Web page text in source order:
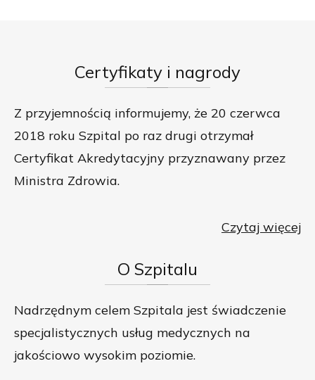
Certyfikaty i nagrody
Z przyjemnością informujemy, że 20 czerwca
2018 roku Szpital po raz drugi otrzymał
Certyfikat Akredytacyjny przyznawany przez
Ministra Zdrowia.
Czytaj więcej
O Szpitalu
Nadrzędnym celem Szpitala jest świadczenie
specjalistycznych usług medycznych na
jakościowo wysokim poziomie.